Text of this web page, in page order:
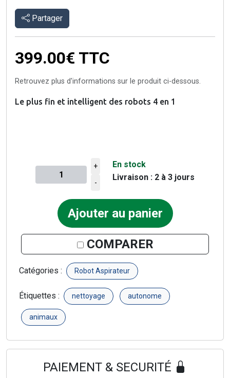
Partager
399.00€ TTC
Retrouvez plus d'informations sur le produit ci-dessous.
Le plus fin et intelligent des robots 4 en 1
Quantité à ajouter au panier
+
-
En stock
Livraison : 2 à 3 jours
Ajouter au panier
COMPARER
Catégories : Robot Aspirateur
Étiquettes : nettoyage autonome
animaux
PAIEMENT & SECURITÉ